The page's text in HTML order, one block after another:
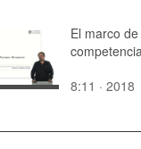
El marco de
8:11 · 2018